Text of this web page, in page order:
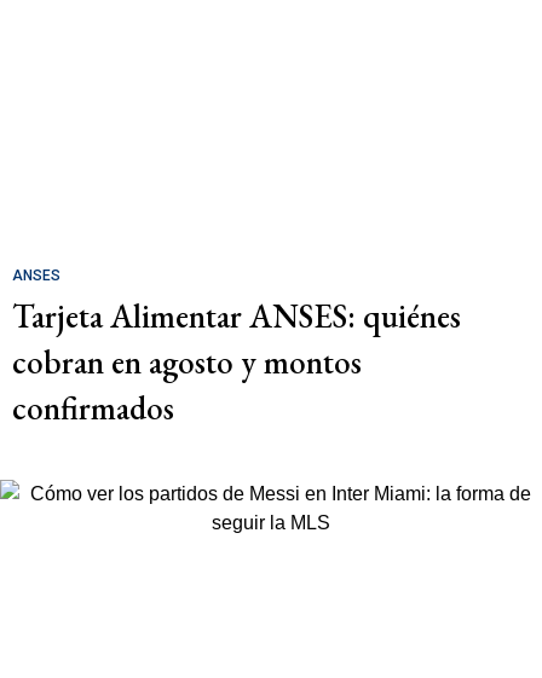
ANSES
Tarjeta Alimentar ANSES: quiénes
cobran en agosto y montos
confirmados